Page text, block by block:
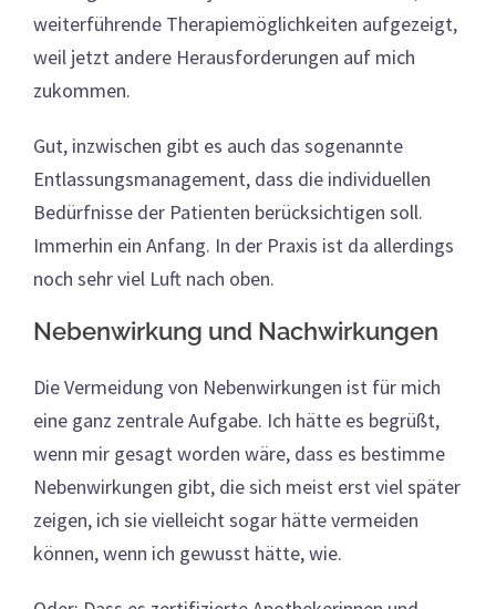
weiterführende Therapiemöglichkeiten aufgezeigt,
weil jetzt andere Herausforderungen auf mich
zukommen.
Gut, inzwischen gibt es auch das sogenannte
Entlassungsmanagement, dass die individuellen
Bedürfnisse der Patienten berücksichtigen soll.
Immerhin ein Anfang. In der Praxis ist da allerdings
noch sehr viel Luft nach oben.
Nebenwirkung und Nachwirkungen
Die Vermeidung von Nebenwirkungen ist für mich
eine ganz zentrale Aufgabe. Ich hätte es begrüßt,
wenn mir gesagt worden wäre, dass es bestimme
Nebenwirkungen gibt, die sich meist erst viel später
zeigen, ich sie vielleicht sogar hätte vermeiden
können, wenn ich gewusst hätte, wie.